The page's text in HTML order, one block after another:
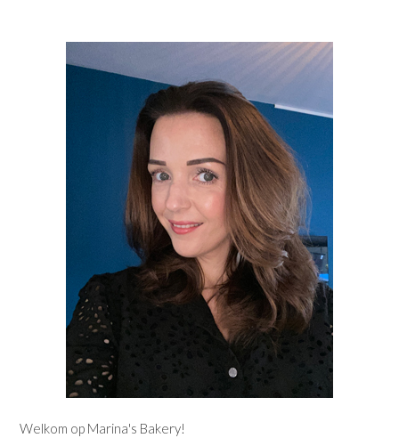
Welkom op Marina's Bakery!